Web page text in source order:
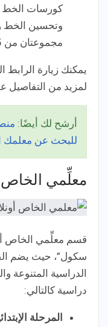
كورسات الخط
وتحسين الخط
مجموعتان من 5 طلاب و10 طلاب.
يمكنك زيارة
لمزيد من التفاصيل
أرشح لك أيضًا:
للبحث عن معلمك
معلِّمي الخاص
قسم معلِّمي الخاص
سكول”، حيث يضم
الدراسية المتنوعة
دراسية كالتالي:
المرحلة